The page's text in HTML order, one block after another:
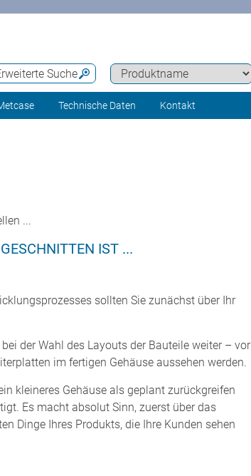
Suche
Technische Daten Kontakt
...
IST ...
sollten Sie zunächst über Ihr
der Wahl des Layouts der Bauteile weiter – vor
im fertigen Gehäuse aussehen werden.
kleineres Gehäuse als geplant zurückgreifen
Es macht absolut Sinn, zuerst über das
Dinge Ihres Produkts, die Ihre Kunden sehen